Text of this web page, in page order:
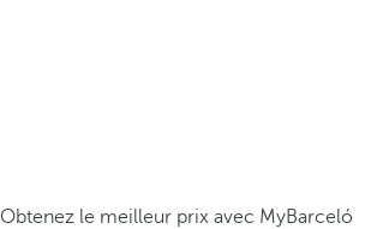
Obtenez le meilleur prix avec MyBarceló